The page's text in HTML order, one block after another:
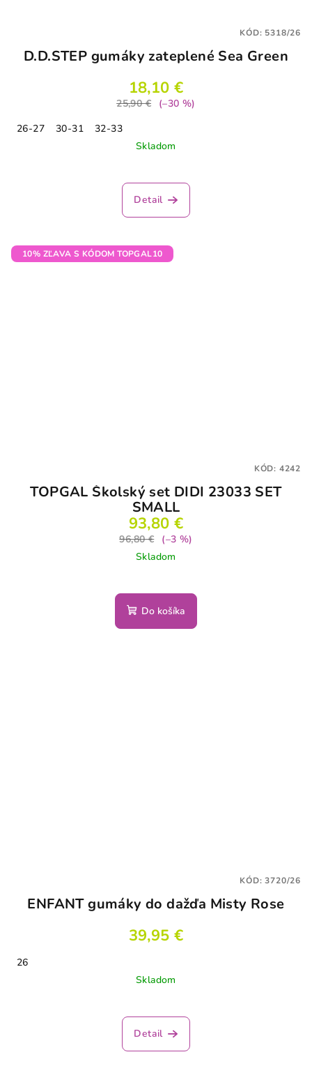
D.D.STEP gumáky zateplené Sea Green
18,10 €
25,90 €
(–30 %)
26-27
30-31
32-33
Skladom
Detail
KÓD: 5318/26
10% ZĽAVA S KÓDOM TOPGAL10
TOPGAL Školský set DIDI 23033 SET
SMALL
93,80 €
96,80 €
(–3 %)
Skladom
Do košíka
KÓD: 4242
ENFANT gumáky do dažďa Misty Rose
39,95 €
26
Skladom
Detail
KÓD:3720/26